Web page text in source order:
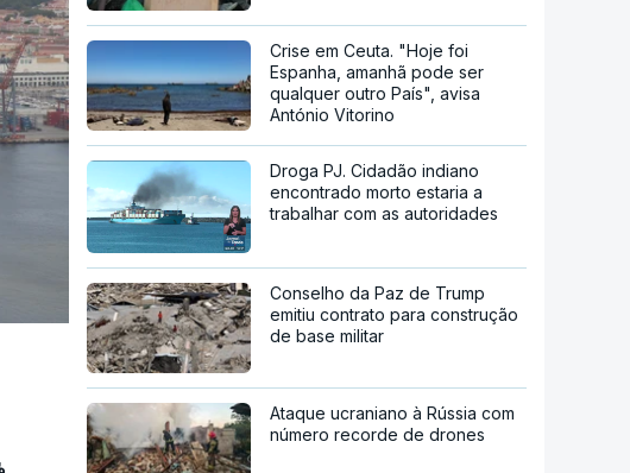
Crise em Ceuta. "Hoje foi
Espanha, amanhã pode ser
qualquer outro País", avisa
António Vitorino
Droga PJ. Cidadão indiano
encontrado morto estaria a
trabalhar com as autoridades
Conselho da Paz de Trump
emitiu contrato para construção
de base militar
Ataque ucraniano à Rússia com
número recorde de drones